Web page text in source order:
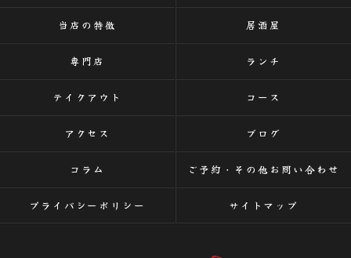
当店の特徴 居酒屋
専門店 ランチ
テイクアウト コース
アクセス ブログ
コラム ご予約・その他お問い合わせ
プライバシーポリシー サイトマップ